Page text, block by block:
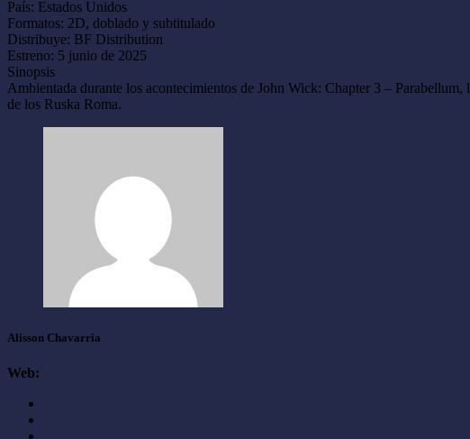
País: Estados Unidos
Formatos: 2D, doblado y subtitulado
Distribuye: BF Distribution
Estreno: 5 junio de 2025
Sinopsis
Ambientada durante los acontecimientos de John Wick: Chapter 3 –
de los Ruska Roma.
Alisson Chavarria
Web: